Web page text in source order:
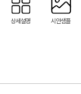
상세설명 시안샘플